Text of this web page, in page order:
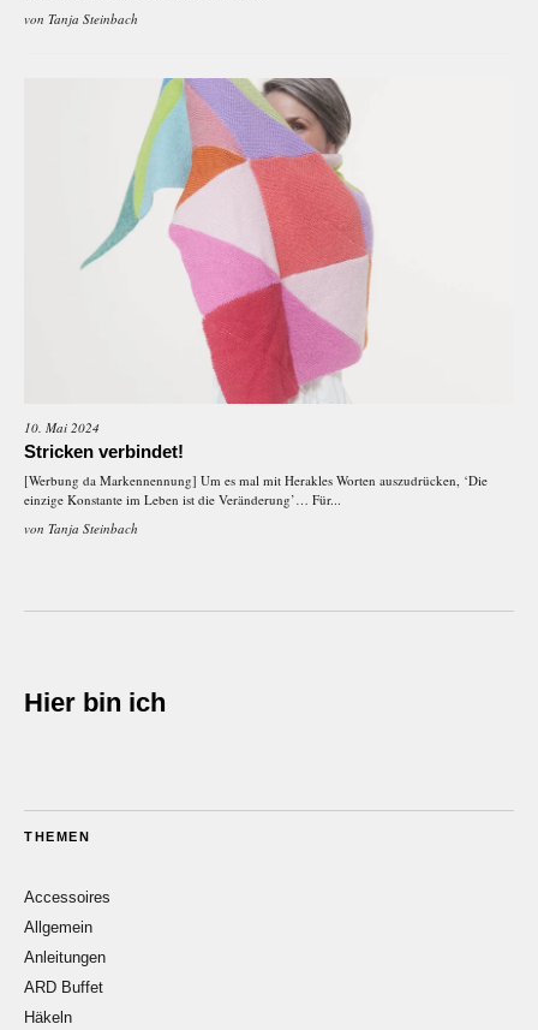
von Tanja Steinbach
10. Mai 2024
Stricken verbindet!
[Werbung da Markennennung] Um es mal mit Herakles Worten auszudrücken, ‘Die
einzige Konstante im Leben ist die Veränderung’… Für...
von Tanja Steinbach
Hier bin ich
THEMEN
Accessoires
Allgemein
Anleitungen
ARD Buffet
Häkeln